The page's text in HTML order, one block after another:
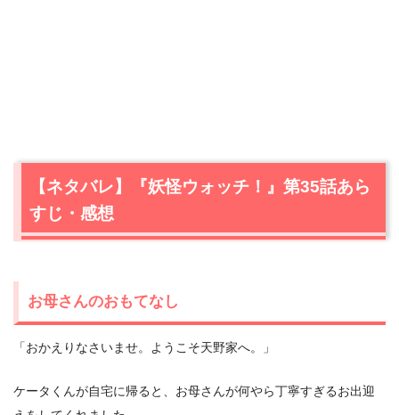
【ネタバレ】『妖怪ウォッチ！』第35話あら
すじ・感想
お母さんのおもてなし
「おかえりなさいませ。ようこそ天野家へ。」
ケータくんが自宅に帰ると、お母さんが何やら丁寧すぎるお出迎